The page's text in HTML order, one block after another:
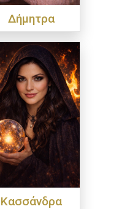
Δήμητρα
Κασσάνδρα